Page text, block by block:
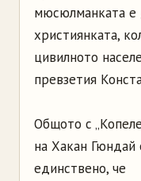
мюсюлманката е
християнката,
цивилното
превзетия
Общото с
на Хакан Гюндай
единствено, че